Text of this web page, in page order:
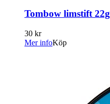
Tombow limstift 22g
30 kr
Mer infoKöp